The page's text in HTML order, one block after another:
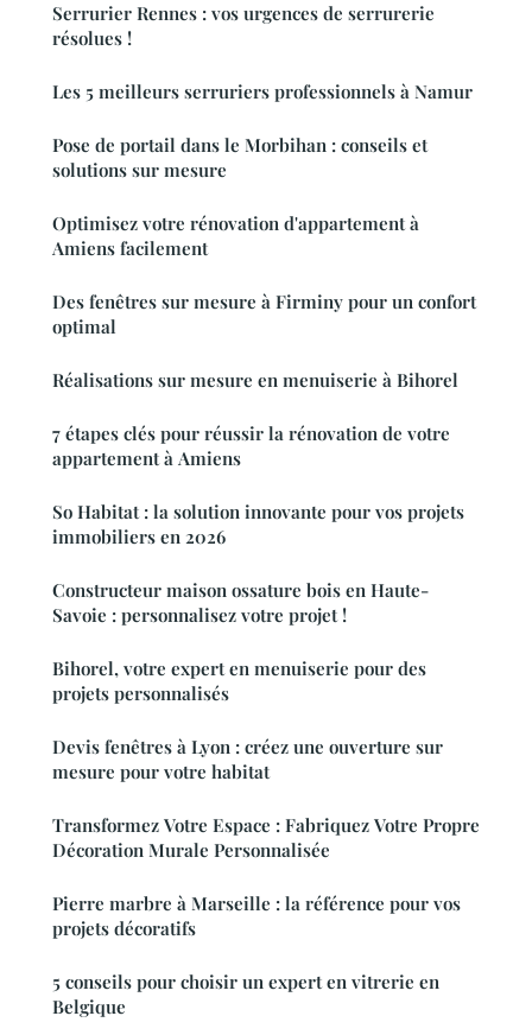
Serrurier Rennes : vos urgences de serrurerie
résolues !
Les 5 meilleurs serruriers professionnels à Namur
Pose de portail dans le Morbihan : conseils et
solutions sur mesure
Optimisez votre rénovation d'appartement à
Amiens facilement
Des fenêtres sur mesure à Firminy pour un confort
optimal
Réalisations sur mesure en menuiserie à Bihorel
7 étapes clés pour réussir la rénovation de votre
appartement à Amiens
So Habitat : la solution innovante pour vos projets
immobiliers en 2026
Constructeur maison ossature bois en Haute-
Savoie : personnalisez votre projet !
Bihorel, votre expert en menuiserie pour des
projets personnalisés
Devis fenêtres à Lyon : créez une ouverture sur
mesure pour votre habitat
Transformez Votre Espace : Fabriquez Votre Propre
Décoration Murale Personnalisée
Pierre marbre à Marseille : la référence pour vos
projets décoratifs
5 conseils pour choisir un expert en vitrerie en
Belgique